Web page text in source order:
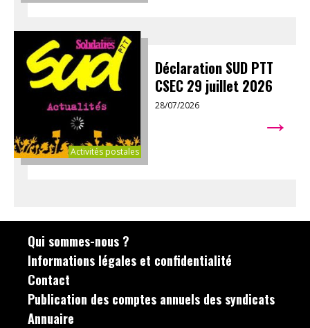
Activités postales
Déclaration SUD PTT
CSEC 29 juillet 2026
28/07/2026 →
Qui sommes-nous ?
Informations légales et confidentialité
Contact
Publication des comptes annuels des syndicats
Annuaire